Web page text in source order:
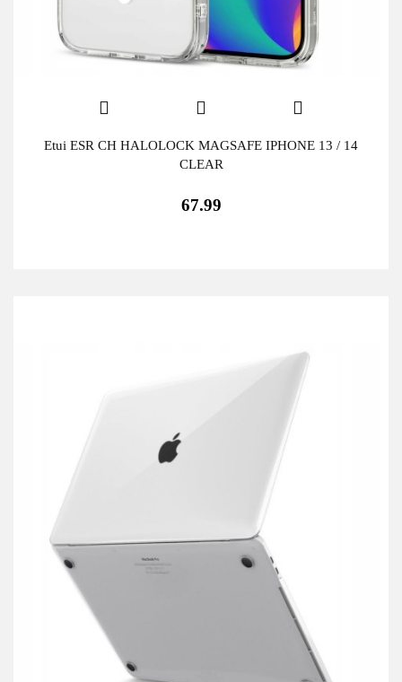
Etui ESR CH HALOLOCK MAGSAFE IPHONE 13 / 14
CLEAR
67.99